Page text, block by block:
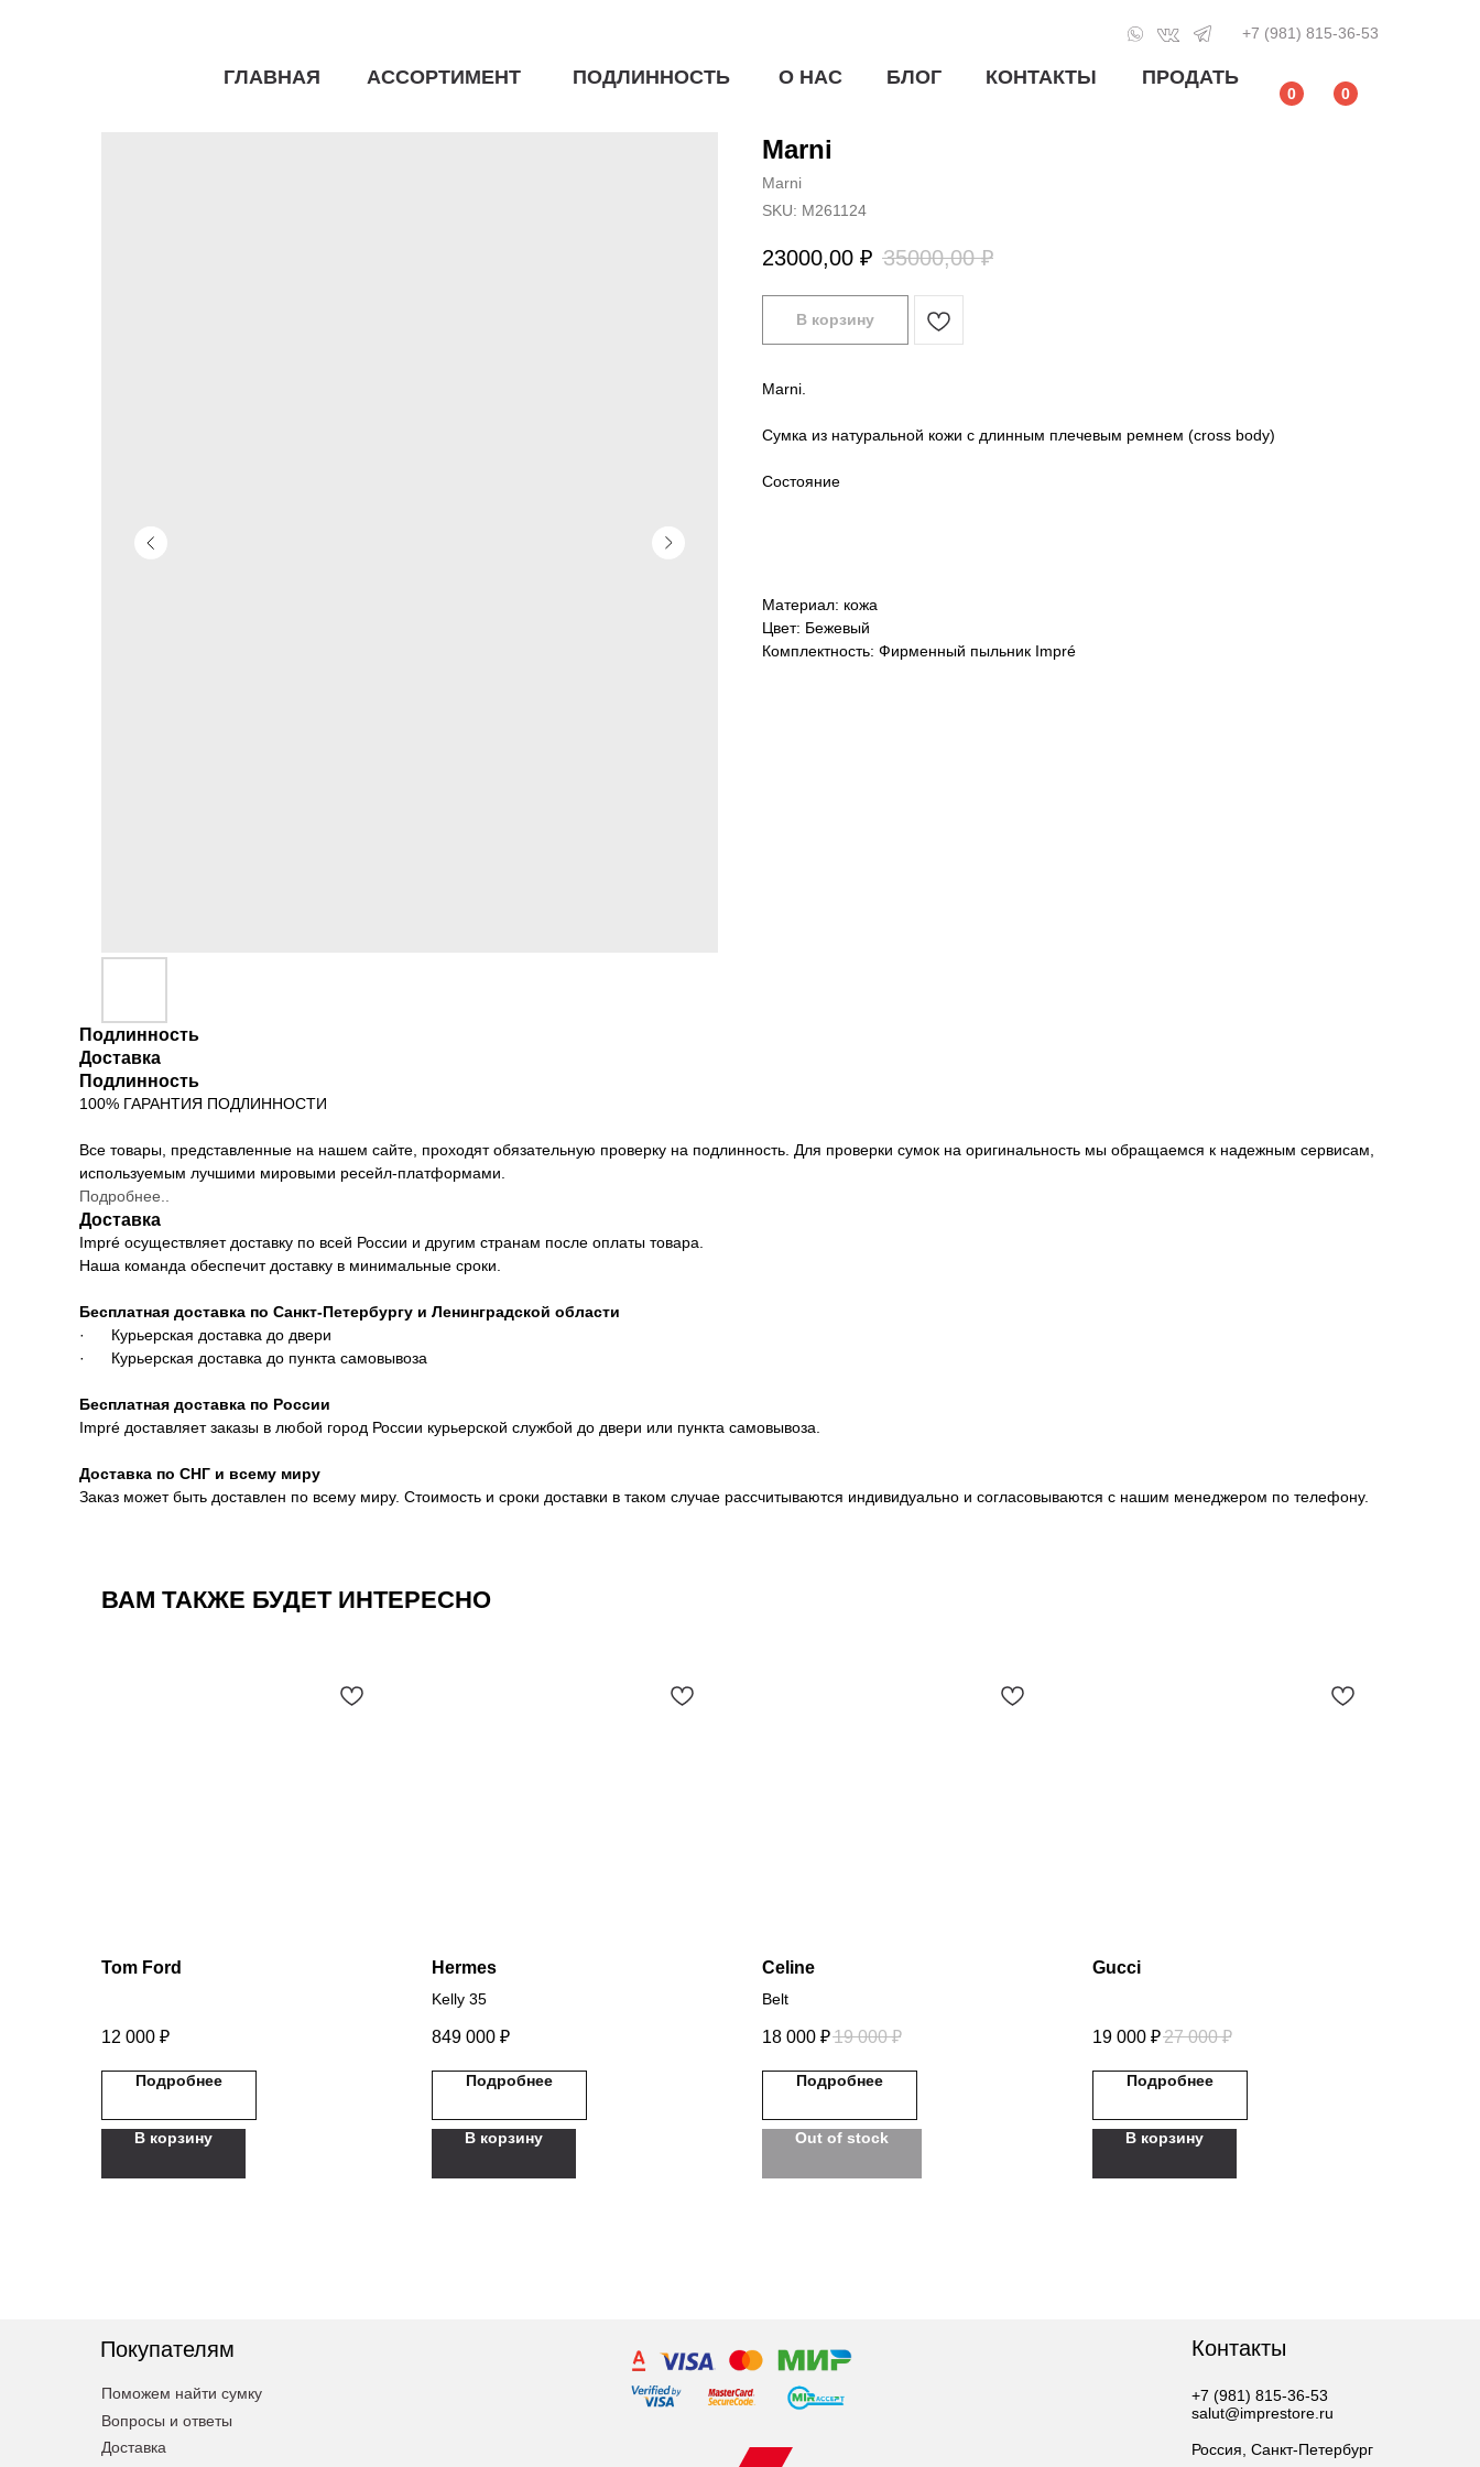
ПРОДАТЬ
КОНТАКТЫ
БЛОГ
О НАС
ПОДЛИННОСТЬ
АССОРТИМЕНТ
ГЛАВНАЯ
0 0
+7 (981) 815-36-53
Marni
Marni
SKU: M261124
23000,00 ₽ 35000,00 ₽
В корзину
Marni.
Сумка из натуральной кожи с длинным плечевым ремнем (cross body)
Состояние
Материал: кожа
Цвет: Бежевый
Комплектность: Фирменный пыльник Impré
Подлинность
Доставка
Подлинность
100% ГАРАНТИЯ ПОДЛИННОСТИ
Все товары, представленные на нашем сайте, проходят обязательную проверку на подлинность. Для проверки сумок на оригинальность мы обращаемся к надежным сервисам,
используемым лучшими мировыми ресейл-платформами.
Подробнее..
Доставка
Impré осуществляет доставку по всей России и другим странам после оплаты товара.
Наша команда обеспечит доставку в минимальные сроки.
Бесплатная доставка по Санкт-Петербургу и Ленинградской области
· Курьерская доставка до двери
· Курьерская доставка до пункта самовывоза
Бесплатная доставка по России
Impré доставляет заказы в любой город России курьерской службой до двери или пункта самовывоза.
Доставка по СНГ и всему миру
Заказ может быть доставлен по всему миру. Стоимость и сроки доставки в таком случае рассчитываются индивидуально и согласовываются с нашим менеджером по телефону.
ВАМ ТАКЖЕ БУДЕТ ИНТЕРЕСНО
Tom Ford
12 000 ₽
Подробнее
В корзину
Hermes
Kelly 35
849 000 ₽
Подробнее
В корзину
Celine
Belt
18 000 ₽19 000 ₽
Подробнее
Out of stock
Gucci
19 000 ₽27 000 ₽
Подробнее
В корзину
+7 (981) 815-36-53
salut@imprestore.ru
Россия, Санкт-Петербург
Контакты
Покупателям
Вопросы и ответы
Поможем найти сумку
Доставка